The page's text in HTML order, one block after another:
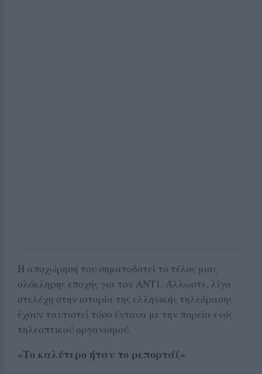
Η αποχώρησή του σηματοδοτεί το τέλος μιας
ολόκληρης εποχής για τον ΑΝΤ1. Άλλωστε, λίγα
στελέχη στην ιστορία της ελληνικής τηλεόρασης
έχουν ταυτιστεί τόσο έντονα με την πορεία ενός
τηλεοπτικού οργανισμού.
«Το καλύτερο ήταν το ρεπορτάζ»